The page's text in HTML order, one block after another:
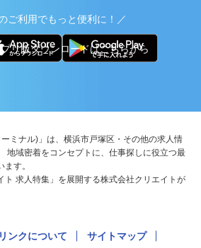
ご利用でもっと便利に！／
リ版ダウンロードはこちらから
ーミナル)」は、横浜市戸塚区・その他の求人情
地域密着をコンセプトに、仕事探しに役立つ最
す。
ト 求人特集」を展開する株式会社クリエイトが
リンクについて
サイトマップ